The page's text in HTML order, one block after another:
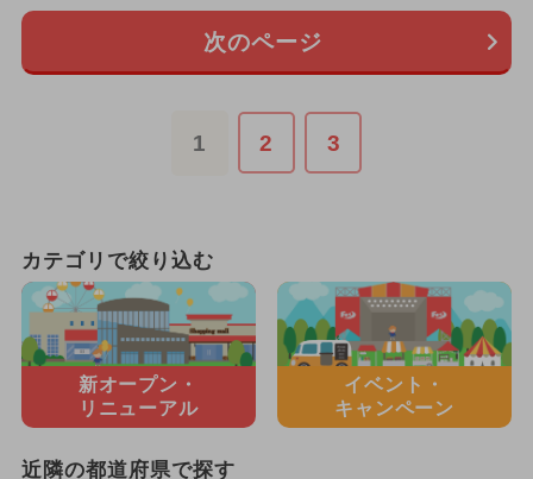
次のページ
1 2 3
カテゴリで絞り込む
新オープン・
リニューアル
イベント・
キャンペーン
近隣の都道府県で探す